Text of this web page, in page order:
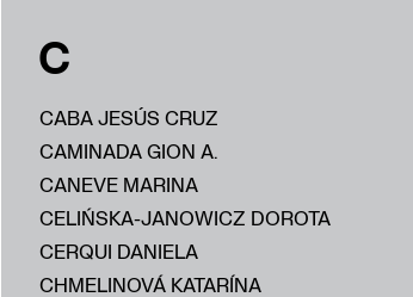
C
CABA JESÚS CRUZ
CAMINADA GION A.
CANEVE MARINA
CELIŃSKA-JANOWICZ DOROTA
CERQUI DANIELA
CHMELINOVÁ KATARÍNA